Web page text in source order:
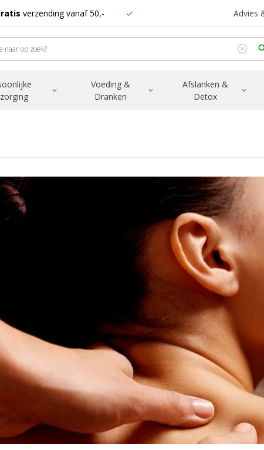
verzending vanaf 50,- check Advies
highlight_off
expand_more
Voeding &
Dranken
expand_more
Afslanken &
Detox
expand_more